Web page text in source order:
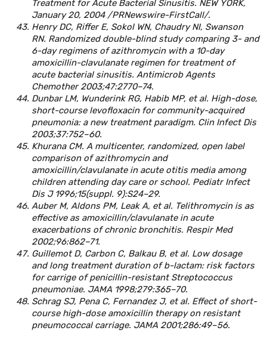
Treatment for Acute Bacterial Sinusitis. NEW YORK,
January 20, 2004 /PRNewswire-FirstCall/.
Henry DC, Riffer E, Sokol WN, Chaudry NI, Swanson
RN. Randomized double-blind study comparing 3- and
6-day regimens of azithromycin with a 10-day
amoxicillin-clavulanate regimen for treatment of
acute bacterial sinusitis. Antimicrob Agents
Chemother 2003;47:2770–74.
Dunbar LM, Wunderink RG, Habib MP, et al. High-dose,
short-course levofloxacin for community-acquired
pneumonia: a new treatment paradigm. Clin Infect Dis
2003;37:752–60.
Khurana CM. A multicenter, randomized, open label
comparison of azithromycin and
amoxicillin/clavulanate in acute otitis media among
children attending day care or school. Pediatr Infect
Dis J 1996;15(suppl. 9):S24–29.
Auber M, Aldons PM, Leak A, et al. Telithromycin is as
effective as amoxicillin/clavulanate in acute
exacerbations of chronic bronchitis. Respir Med
2002;96:862–71.
Guillemot D, Carbon C, Balkau B, et al. Low dosage
and long treatment duration of b-lactam: risk factors
for carrige of penicillin-resistant Streptococcus
pneumoniae. JAMA 1998;279:365–70.
Schrag SJ, Pena C, Fernandez J, et al. Effect of short-
course high-dose amoxicillin therapy on resistant
pneumococcal carriage. JAMA 2001;286:49–56.